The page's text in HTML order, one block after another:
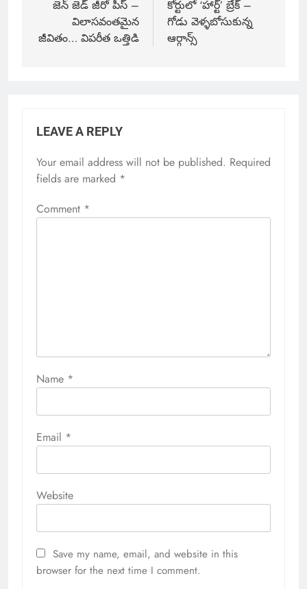
జెన్ జెడ్ జీరో పీస్ –
విలాసవంతమైన
జీవితం… విపరీత ఒత్తిడి
కోర్టులో ‘హార్ట్’ బ్రేక్ –
గోడు వెళ్ళబోసుకున్న
ఆర్గాన్స్
LEAVE A REPLY
Your email address will not be published. Required
fields are marked *
Comment *
Name *
Email *
Website
Save my name, email, and website in this
browser for the next time I comment.